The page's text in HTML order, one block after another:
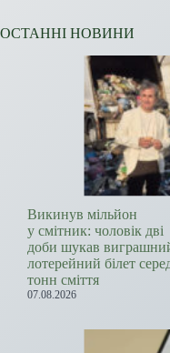
ОСТАННІ НОВИНИ
Викинув мільйон
у смітник: чоловік дві
доби шукав
лотерейний білет
тонн сміття
07.08.2026